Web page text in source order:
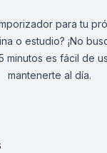
para tu
o estudio? ¡No
minutos es fácil de
mantenerte al día.